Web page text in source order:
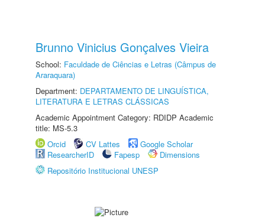
Brunno Vinicius Gonçalves Vieira
School: Faculdade de Ciências e Letras (Câmpus de
Araraquara)
Department: DEPARTAMENTO DE LINGUÍSTICA,
LITERATURA E LETRAS CLÁSSICAS
Academic Appointment Category: RDIDP Academic
title: MS-5.3
Orcid
CV Lattes
Google Scholar
ResearcherID
Fapesp
Dimensions
Repositório Institucional UNESP